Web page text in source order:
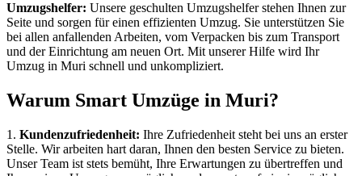
Umzugshelfer: Unsere geschulten Umzugshelfer stehen Ihnen zur
Seite und sorgen für einen effizienten Umzug. Sie unterstützen Sie
bei allen anfallenden Arbeiten, vom Verpacken bis zum Transport
und der Einrichtung am neuen Ort. Mit unserer Hilfe wird Ihr
Umzug in Muri schnell und unkompliziert.
Warum Smart Umzüge in Muri?
1. Kundenzufriedenheit: Ihre Zufriedenheit steht bei uns an erster
Stelle. Wir arbeiten hart daran, Ihnen den besten Service zu bieten.
Unser Team ist stets bemüht, Ihre Erwartungen zu übertreffen und